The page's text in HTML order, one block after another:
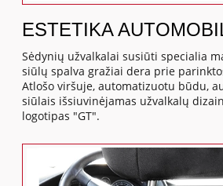
ESTETIKA
Sėdynių užvalkalai susiūti specialia
siūlų spalva gražiai dera prie
Atlošo viršuje, automatizuotu būdu,
siūlais išsiuvinėjamas užvalkalų
logotipas "GT".